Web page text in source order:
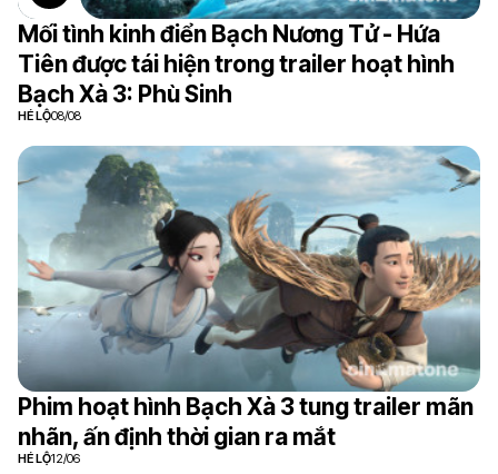
Mối tình kinh điển Bạch Nương Tử - Hứa
Tiên được tái hiện trong trailer hoạt hình
Bạch Xà 3: Phù Sinh
HÉ LỘ08/08
Phim hoạt hình Bạch Xà 3 tung trailer mãn
nhãn, ấn định thời gian ra mắt
HÉ LỘ12/06